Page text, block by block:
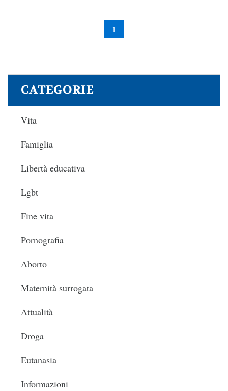
1
CATEGORIE
Vita
Famiglia
Libertà educativa
Lgbt
Fine vita
Pornografia
Aborto
Maternità surrogata
Attualità
Droga
Eutanasia
Informazioni